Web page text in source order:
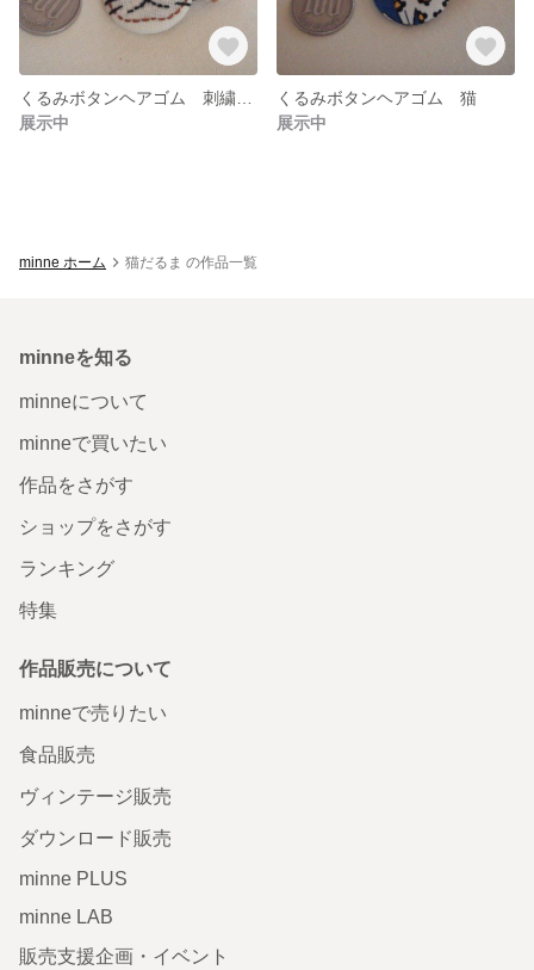
展示中
くるみボタンヘアゴム 猫
展示中
minne ホーム 猫だるま の作品一覧
minneを知る
minneについて
minneで買いたい
作品をさがす
ショップをさがす
ランキング
特集
作品販売について
minneで売りたい
食品販売
ヴィンテージ販売
ダウンロード販売
minne PLUS
minne LAB
販売支援企画・イベント